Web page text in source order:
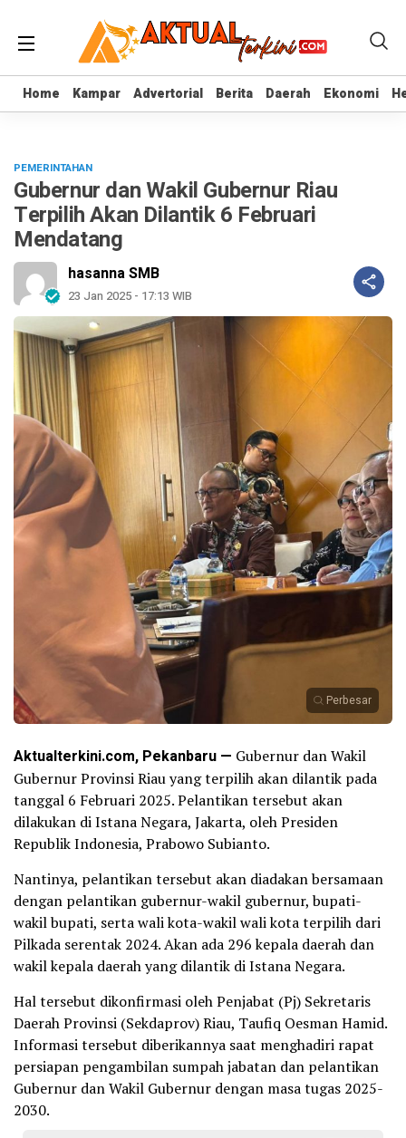
Home Kampar Advertorial Berita Daerah Ekonomi
Home Kampar Advertorial Berita Daerah Ekonomi
PEMERINTAHAN
Gubernur dan Wakil Gubernur Riau
Terpilih Akan Dilantik 6 Februari
Mendatang
hasanna SMB
23 Jan 2025 - 17:13 WIB
Perbesar
Aktualterkini.com, Pekanbaru — Gubernur dan Wakil
Gubernur Provinsi Riau yang terpilih akan dilantik pada
tanggal 6 Februari 2025. Pelantikan tersebut akan
dilakukan di Istana Negara, Jakarta, oleh Presiden
Republik Indonesia, Prabowo Subianto.
Nantinya, pelantikan tersebut akan diadakan bersamaan
dengan pelantikan gubernur-wakil gubernur, bupati-
wakil bupati, serta wali kota-wakil wali kota terpilih dari
Pilkada serentak 2024. Akan ada 296 kepala daerah dan
wakil kepala daerah yang dilantik di Istana Negara.
Hal tersebut dikonfirmasi oleh Penjabat (Pj) Sekretaris
Daerah Provinsi (Sekdaprov) Riau, Taufiq Oesman Hamid.
Informasi tersebut diberikannya saat menghadiri rapat
persiapan pengambilan sumpah jabatan dan pelantikan
Gubernur dan Wakil Gubernur dengan masa tugas 2025-
2030.